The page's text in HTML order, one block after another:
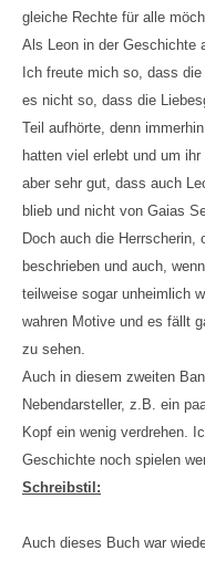
gleiche Rechte für alle
Als Leon in der Geschichte
Ich freute mich so, dass
es nicht so, dass die
Teil aufhörte, denn
hatten viel erlebt und um
aber sehr gut, dass auch
blieb und nicht von Gaias
Doch auch die
beschrieben und auch,
teilweise sogar unheimlich
wahren Motive und es fällt
zu sehen.
Auch in diesem zweiten
Nebendarsteller, z.B. ein
Kopf ein wenig verdrehen.
Geschichte noch spielen
Schreibstil:
Auch dieses Buch war